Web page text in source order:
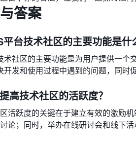
答案
台技术社区的主要功能是什
术社区的主要功能是为用户提供一
发和使用过程中遇到的问题，同时
高技术社区的活跃度？
活跃度的关键在于建立有效的激励
论；同时，举办在线研讨会和线下活